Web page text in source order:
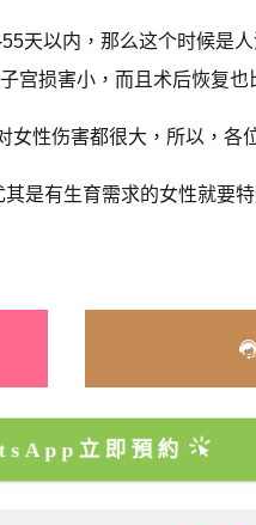
以内，那么这个时候是人
宫损害小，而且术后恢复也
性伤害都很大，所以，各
有生育需求的女性就要特
立即預約